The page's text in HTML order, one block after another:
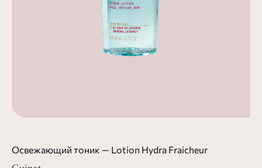
Освежающий тоник — Lotion Hydra Fraicheur